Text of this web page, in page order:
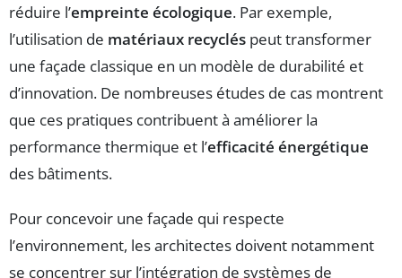
réduire l’empreinte écologique. Par exemple,
l’utilisation de matériaux recyclés peut transformer
une façade classique en un modèle de durabilité et
d’innovation. De nombreuses études de cas montrent
que ces pratiques contribuent à améliorer la
performance thermique et l’efficacité énergétique
des bâtiments.
Pour concevoir une façade qui respecte
l’environnement, les architectes doivent notamment
se concentrer sur l’intégration de systèmes de